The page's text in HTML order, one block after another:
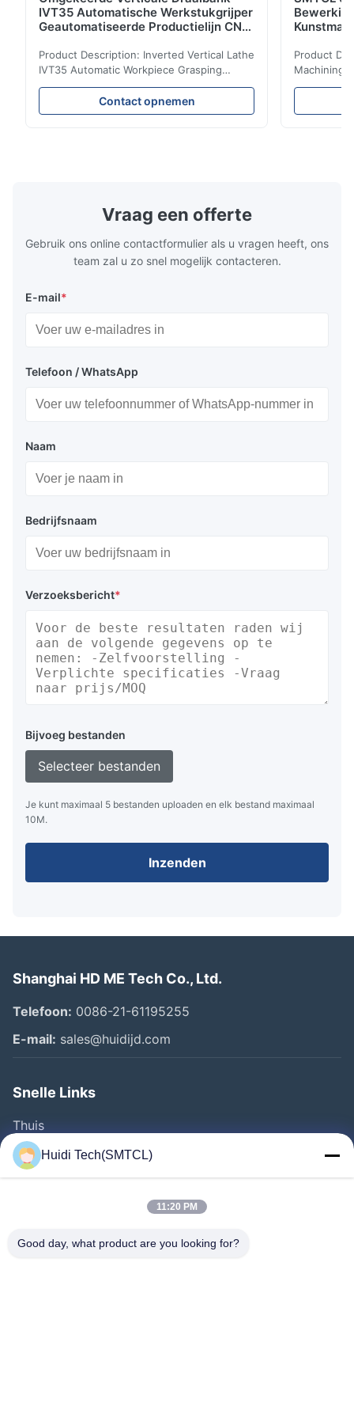
IVT35 Automatische Werkstukgrijper
Geautomatiseerde Productielijn CNC
Product Description: Inverted Vertical Lathe
IVT35 Automatic Workpiece Grasping
Automated Production Line CNC Lathe
IVT35 automated production line stands
out with standardized modular design and
layout, it integrates turning, drilling and
boring for multi-process machining. Ideal
Contact opnemen
Product
Machining
Mineral
for the
Vraag een offerte
Gebruik ons online contactformulier als u vragen heeft, ons
team zal u zo snel mogelijk contacteren.
E-mail*
Telefoon / WhatsApp
Naam
Bedrijfsnaam
Verzoeksbericht*
Bijvoeg bestanden
Selecteer bestanden
Je kunt maximaal 5 bestanden uploaden en elk bestand maximaal
10M.
Inzenden
Shanghai HD ME Tech Co., Ltd.
Telefoon: 0086-21-61195255
E-mail: sales@huidijd.com
Snelle Links
Thuis
Producten
Videos
Fabrieksreis
Huidi Tech(SMTCL)
11:20 PM
Good day, what product are you looking for?